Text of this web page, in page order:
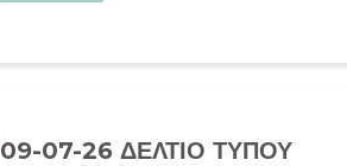
09-07-26 ΔΕΛΤΙΟ ΤΥΠΟΥ